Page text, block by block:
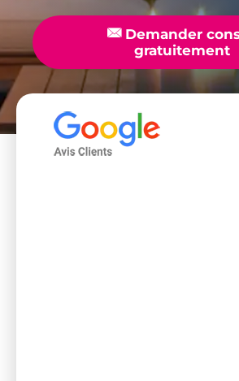
📧Demander
gratuitement